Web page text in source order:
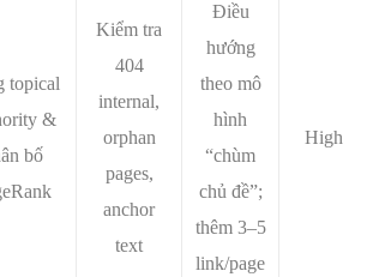
topical
&
bố
Kiểm tra
404
internal,
orphan
pages,
anchor
text
Điều
hướng
theo mô
hình
“chùm
chủ đề”;
thêm 3–5
link/page
High